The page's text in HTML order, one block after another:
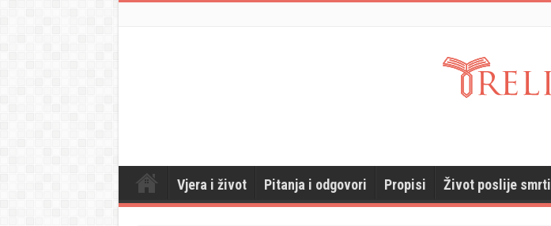
Vjera i život Pitanja i odgovori Propisi Život poslije smrti